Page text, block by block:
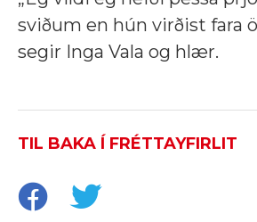
sviðum en hún virðist fara
segir Inga Vala og hlær.
TIL BAKA Í FRÉTTAYFIRLIT